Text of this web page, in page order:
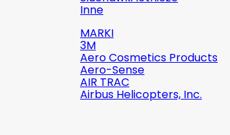
Inne
MARKI
3M
Aero Cosmetics Products
Aero-Sense
AIR TRAC
Airbus Helicopters, Inc.